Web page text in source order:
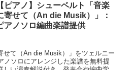
【ピアノ】シューベルト「音楽
寄せて（An die Musik）」：
アノソロ編曲楽譜提供
せて（An die Musik）」をツェルニー
ノソロにアレンジした楽譜を無料提